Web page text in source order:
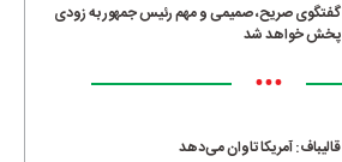
گفتگوی صریح، صمیمی و مهم رئیس جمهور به زودی
پخش خواهد شد
•••
قالیباف: آمریکا تاوان می‌دهد